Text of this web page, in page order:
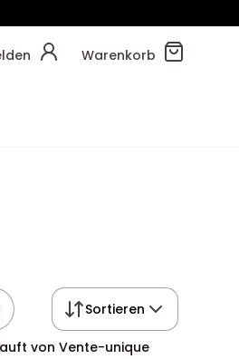
Warenkorb
Sortieren
von Vente-unique